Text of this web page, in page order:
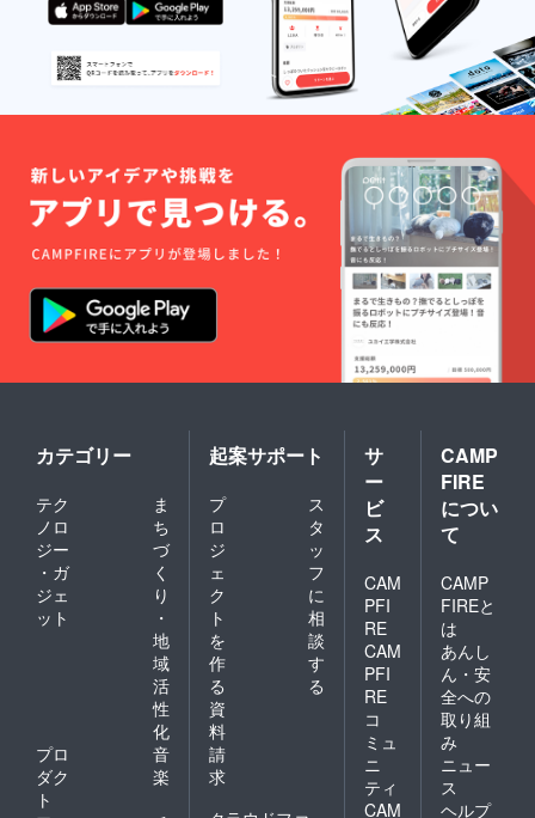
カテゴリー
テク
ノロ
ジー
・ガ
ジェ
ット
ま
ち
づ
く
り
・
地
域
活
性
化
プロ
ダク
ト
音
楽
起案サポート
プ
ロ
ジ
ェ
ク
ト
を
作
る
ス
タ
ッ
フ
に
相
談
す
る
資
料
請
求
サ
ー
ビ
ス
CAM
PFI
RE
CAM
PFI
RE
コ
ミュ
ニ
ティ
CAM
CAMP
FIRE
につい
て
CAMP
FIREと
は
あんし
ん・安
全への
取り組
み
ニュー
ス
ヘルプ